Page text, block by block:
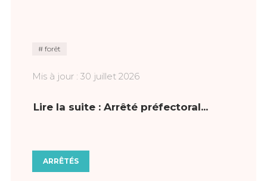
forêt
Mis à jour : 30 juillet 2026
Lire la suite : Arrêté préfectoral...
ARRÊTÉS